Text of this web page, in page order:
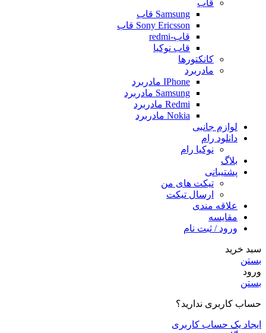
قاب
Samsung قاب
Sony Ericsson قاب
قاب-redmi
قاب نوکیا
کانکتورها
مادربرد
IPhone مادربرد
Samsung مادربرد
Redmi مادربرد
Nokia مادربرد
لوازم جانبی
دانلود رام
نوکیا رام
بلاگ
پشتیبانی
تیکت های من
ارسال تیکت
علاقه مندی
مقايسه
ورود / ثبت نام
سبد خرید
بستن
ورود
بستن
حساب کاربری ندارید؟
ایجاد یک حساب کاربری